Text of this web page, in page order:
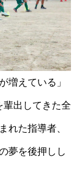
増えている」
輩出してきた全
れた指導者、
夢を後押しし